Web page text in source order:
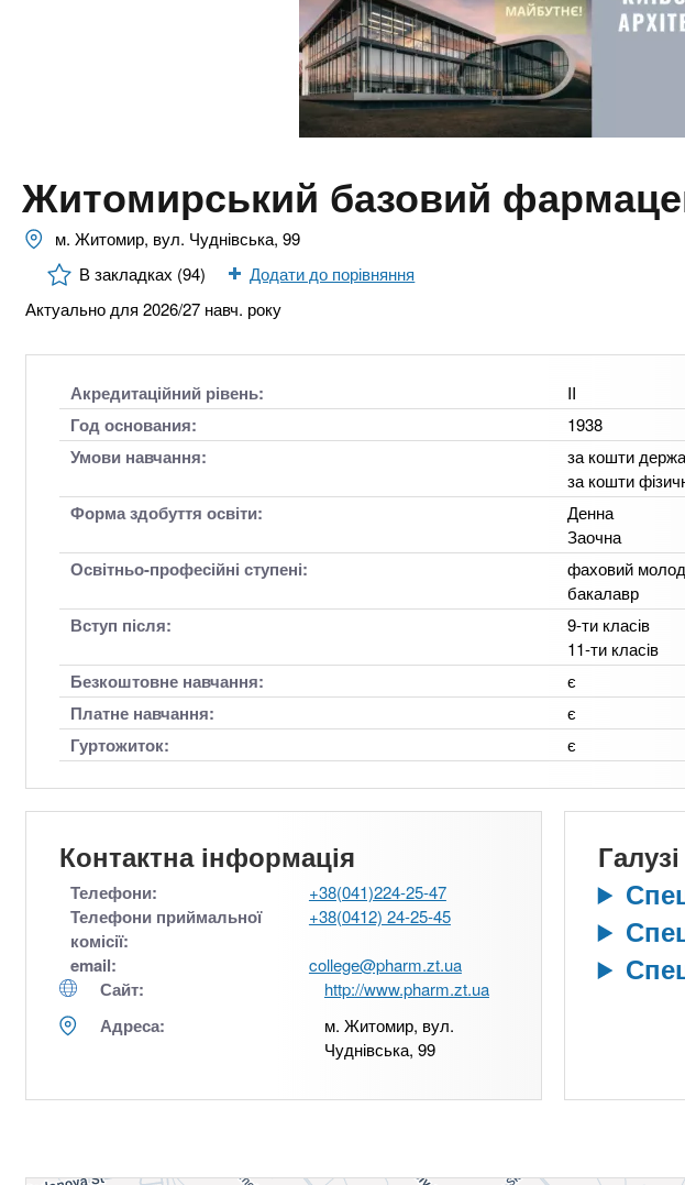
.
i
n
f
o
а
д
Житомирський базовий
м. Житомир, вул. Чуднівська, 99
В закладках (94)
Додати до порівняння
Актуально для 2026/27 навч. року
Акредитаційний рівень: II
Год основания: 1938
Умови навчання:
за кошти
за кошти
Форма здобуття освіти:
Денна
Заочна
Освітньо-професійні ступені:
фаховий
бакалавр
Вступ після:
9-ти класів
11-ти класів
Безкоштовне навчання: є
Платне навчання: є
Гуртожиток: є
Контактна інформація
Телефони: +38(041)224-25-47
Телефони приймальної
комісії:
+38(0412) 24-25-45
email: college@pharm.zt.ua
Сайт: http://www.pharm.zt.ua
Адреса:
м. Житомир, вул.
Чуднівська, 99